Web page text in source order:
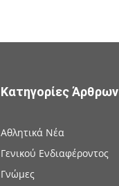
Κατηγορίες Άρθρων
Αθλητικά Νέα
Γενικού Ενδιαφέροντος
Γνώμες